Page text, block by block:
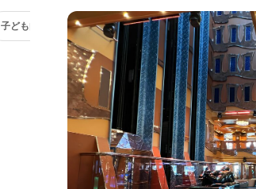
子ども向け